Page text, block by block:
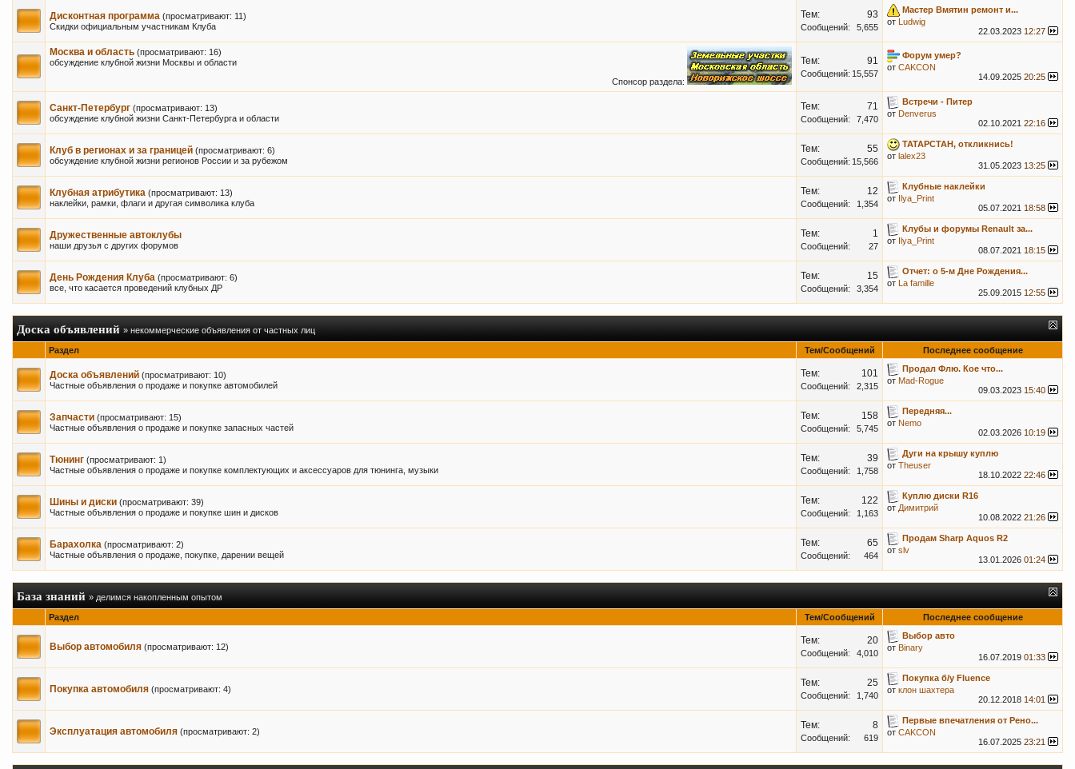
Дисконтная программа (просматривают: 11)
Скидки официальным участникам Клуба
93
Тем:
5,655
Сообщений:
Мастер Вмятин ремонт и...
от Ludwig
22.03.2023 12:27
Москва и область (просматривают: 16)
Спонсор раздела:
обсуждение клубной жизни Москвы и области 91
Тем:
15,557
Сообщений:
Форум умер?
от CAKCON
14.09.2025 20:25
Санкт-Петербург (просматривают: 13)
обсуждение клубной жизни Санкт-Петербурга и области
71
Тем:
7,470
Сообщений:
Встречи - Питер
от Denverus
02.10.2021 22:16
Клуб в регионах и за границей (просматривают: 6)
обсуждение клубной жизни регионов России и за рубежом
55
Тем:
15,566
Сообщений:
ТАТАРСТАН, откликнись!
от lalex23
31.05.2023 13:25
Клубная атрибутика (просматривают: 13)
наклейки, рамки, флаги и другая символика клуба
12
Тем:
1,354
Сообщений:
Клубные наклейки
от Ilya_Print
05.07.2021 18:58
Дружественные автоклубы
наши друзья с других форумов
1
Тем:
27
Сообщений:
Клубы и форумы Renault за...
от Ilya_Print
08.07.2021 18:15
День Рождения Клуба (просматривают: 6)
все, что касается проведений клубных ДР
15
Тем:
3,354
Сообщений:
Отчет: о 5-м Дне Рождения...
от La famille
25.09.2015 12:55
Доска объявлений » некоммерческие объявления от частных лиц
Раздел Тем/Сообщений Последнее сообщение
Доска объявлений (просматривают: 10)
Частные объявления о продаже и покупке автомобилей
101
Тем:
2,315
Сообщений:
Продал Флю. Кое что...
от Mad-Rogue
09.03.2023 15:40
Запчасти (просматривают: 15)
Частные объявления о продаже и покупке запасных частей
158
Тем:
5,745
Сообщений:
Передняя...
от Nemo
02.03.2026 10:19
Тюнинг (просматривают: 1)
Частные объявления о продаже и покупке комплектующих и аксессуаров для тюнинга, музыки
39
Тем:
1,758
Сообщений:
Дуги на крышу куплю
от Theuser
18.10.2022 22:46
Шины и диски (просматривают: 39)
Частные объявления о продаже и покупке шин и дисков
122
Тем:
1,163
Сообщений:
Куплю диски R16
от Димитрий
10.08.2022 21:26
Барахолка (просматривают: 2)
Частные объявления о продаже, покупке, дарении вещей
65
Тем:
464
Сообщений:
Продам Sharp Aquos R2
от slv
13.01.2026 01:24
База знаний » делимся накопленным опытом
Раздел Тем/Сообщений Последнее сообщение
Выбор автомобиля (просматривают: 12)
20
Тем:
4,010
Сообщений:
Выбор авто
от Binary
16.07.2019 01:33
Покупка автомобиля (просматривают: 4)
25
Тем:
1,740
Сообщений:
Покупка б/у Fluence
от клон шахтера
20.12.2018 14:01
Эксплуатация автомобиля (просматривают: 2)
8
Тем:
619
Сообщений:
Первые впечатления от Рено...
от CAKCON
16.07.2025 23:21